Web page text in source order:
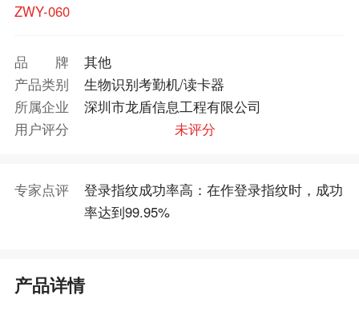
ZWY-060
品牌
其他
产品类别
生物识别考勤机/读卡器
所属企业
深圳市龙盾信息工程有限公司
用户评分
未评分
专家点评
登录指纹成功率高：在作登录指纹时，成功
率达到99.95%
产品详情